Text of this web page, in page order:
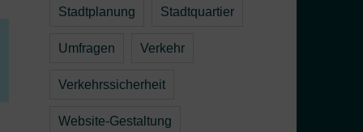
Stadtplanung Stadtquartier
Umfragen Verkehr
Verkehrssicherheit
Website-Gestaltung